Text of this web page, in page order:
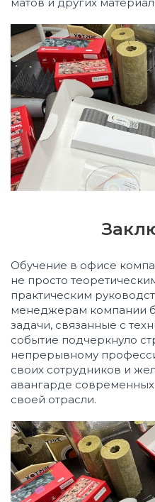
Обучение в офисе
не просто
практическим
менеджерам компании
задачи, связанные с
событие подчеркнуло
непрерывному
своих сотрудников и
авангарде
своей отрасли.